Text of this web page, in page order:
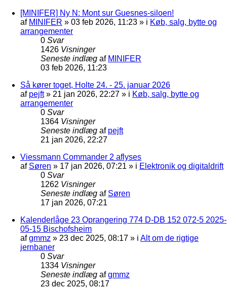
[MINIFER] Ny N: Mont sur Guesnes-siloen!
af MINIFER » 03 feb 2026, 11:23 » i Køb, salg, bytte og
arrangementer
0 Svar
1426 Visninger
Seneste indlæg af MINIFER
03 feb 2026, 11:23
Så kører toget, Holte 24. - 25. januar 2026
af pejft» 21 jan 2026, 22:27 » i Køb, salg, bytte og
arrangementer
0 Svar
1364 Visninger
Seneste indlæg af pejft
21 jan 2026, 22:27
Viessmann Commander 2 aflyses
af Søren » 17 jan 2026, 07:21 » i Elektronik og digitaldrift
0 Svar
1262 Visninger
Seneste indlæg af Søren
17 jan 2026, 07:21
Kalenderlåge 23 Oprangering 774 D-DB 152 072-5 2025-
05-15 Bischofsheim
afgmmz » 23 dec 2025, 08:17 » i Alt om de rigtige
jernbaner
0 Svar
1334 Visninger
Seneste indlæg afgmmz
23 dec 2025, 08:17